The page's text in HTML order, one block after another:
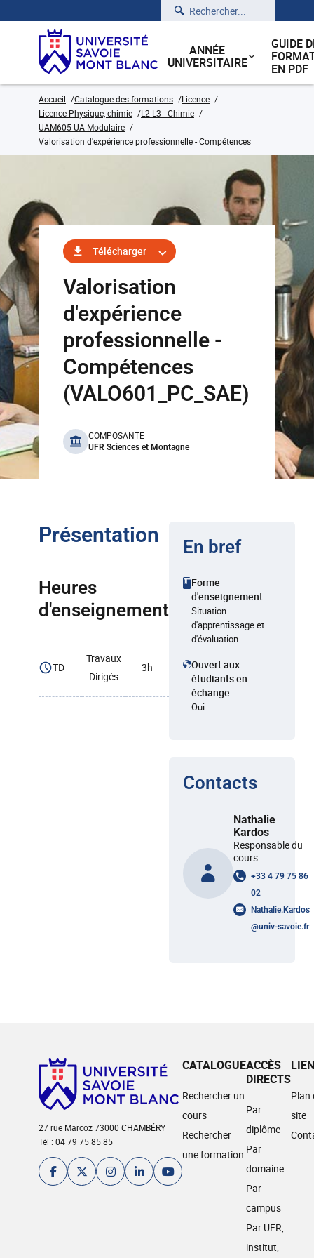
Rechercher
ANNÉE
UNIVERSITAIRE
GUIDE
EN PDF
Accueil Catalogue des formations
Licence
Licence Physique, chimie
L2-L3 - Chimie
UAM605 UA Modulaire
Valorisation d'expérience professionnelle - Compétences
Télécharger
Valorisation
d'expérience
professionnelle -
Compétences
(VALO601_PC_SAE)
benefits
COMPOSANTE
UFR Sciences et Montagne
Présentation
Heures
d'enseignement
TD
Travaux
Dirigés
3h
En bref
Forme
d'enseignement
Situation
d'apprentissage et
d'évaluation
Ouvert aux
étudiants en
échange
Oui
Contacts
Nathalie
Kardos
Responsable du
cours
+33 4 79 75 86
02
Nathalie.Kardos
@univ-savoie.fr
27 rue Marcoz 73000 CHAMBÉRY
Tél : 04 79 75 85 85
CATALOGUE
Rechercher un
cours
Rechercher
une formation
ACCÈS
DIRECTS
Par
diplôme
Par
domaine
Par
campus
Par UFR,
institut,
Plan
site